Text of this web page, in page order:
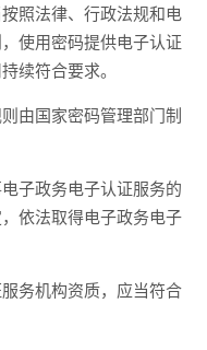
照法律、行政法规和电
使用密码提供电子认证
续符合要求。
由国家密码管理部门制
子政务电子认证服务的
依法取得电子政务电子
务机构资质，应当符合